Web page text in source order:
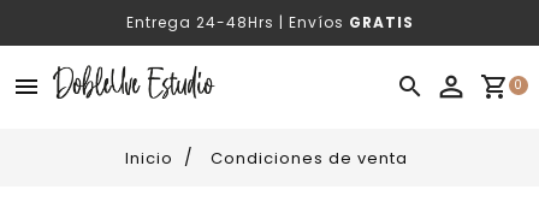
Entrega 24-48Hrs | Envíos GRATIS
menu shopping_cart 0

Inicio Condiciones de venta